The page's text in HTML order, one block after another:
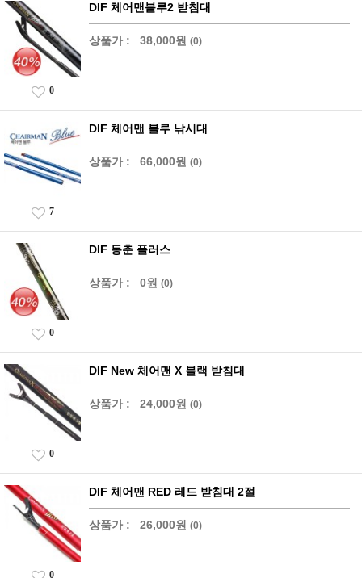
DIF 체어맨블루2 받침대
상품가 : 38,000원 (0)
0
DIF 체어맨 블루 낚시대
상품가 : 66,000원 (0)
7
DIF 동춘 플러스
상품가 : 0원 (0)
0
DIF New 체어맨 X 블랙 받침대
상품가 : 24,000원 (0)
0
DIF 체어맨 RED 레드 받침대 2절
상품가 : 26,000원 (0)
0